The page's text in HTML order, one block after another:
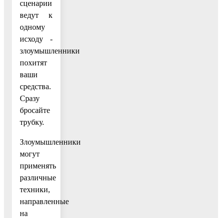
сценарии
ведут к
одному
исходу -
злоумышленники
похитят
ваши
средства.
Сразу
бросайте
трубку.
Злоумышленники
могут
применять
различные
техники,
направленные
на